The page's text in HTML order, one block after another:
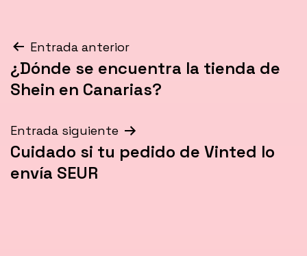
Navegación
de
Entrada anterior
¿Dónde se encuentra la tienda de
Shein en Canarias?
Entrada siguiente
Cuidado si tu pedido de Vinted lo
envía SEUR